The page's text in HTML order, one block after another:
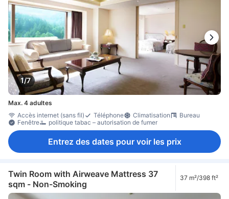
1/7
Max. 4 adultes
Accès internet (sans fil)
Téléphone Climatisation
Bureau
Fenêtre
politique tabac – autorisation de fumer
Entrez des dates pour voir les prix
Twin Room with Airweave Mattress 37
sqm - Non-Smoking
37 m²/398 ft²